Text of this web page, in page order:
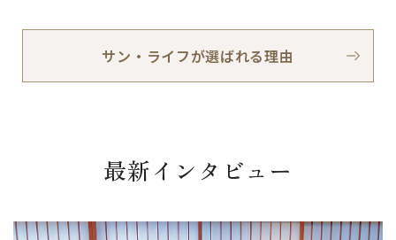
サン・ライフが選ばれる理由
最新インタビュー